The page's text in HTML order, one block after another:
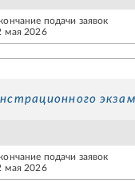
подачи заявок
мая 2026
подачи заявок
мая 2026